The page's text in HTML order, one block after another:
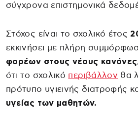
σύγχρονα επιστημονικά
Στόχος είναι το σχολικό έτος
εκκινήσει με πλήρη
φορέων στους νέους κανόνες
ότι το σχολικό περιβάλλον θα
πρότυπο υγιεινής διατροφής
υγείας των μαθητών.